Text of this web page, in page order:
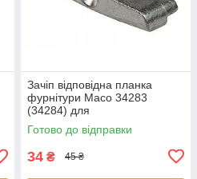
Зачіп відповідна планка
фурнітури Maco 34283
(34284) для
металопластикових вікон 13-
система фурнітури
Готово до відправки
34 ₴ 45 ₴